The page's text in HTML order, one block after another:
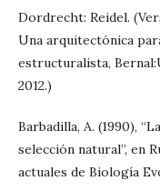
Dordrecht: Reidel.
Una arquitectónica
estructuralista,
2012.)
Barbadilla, A. (1990),
selección natural”, en
actuales de Biología